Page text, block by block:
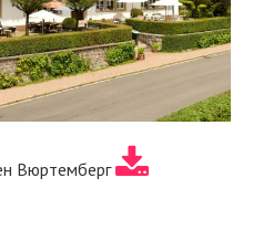
Вюртемберг